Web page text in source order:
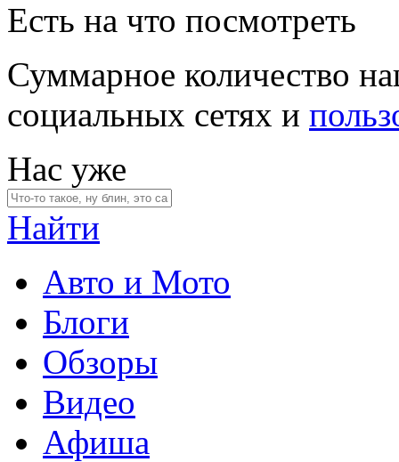
Есть на что посмотреть
Суммарное количество
социальных сетях и
Нас уже
Найти
Авто и Мото
Блоги
Обзоры
Видео
Афиша